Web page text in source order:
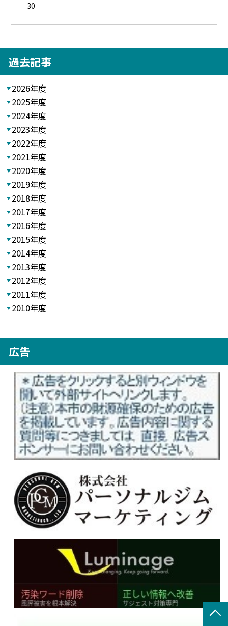
30
過去記事
2026年度
2025年度
2024年度
2023年度
2022年度
2021年度
2020年度
2019年度
2018年度
2017年度
2016年度
2015年度
2014年度
2013年度
2012年度
2011年度
2010年度
広告